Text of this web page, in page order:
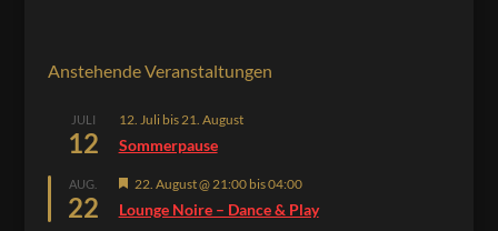
Anstehende Veranstaltungen
JULI
12
12. Julibis21. August
Sommerpause
AUG.
22
Hervorgehoben
22. August @ 21:00bis04:00
Lounge Noire – Dance & Play